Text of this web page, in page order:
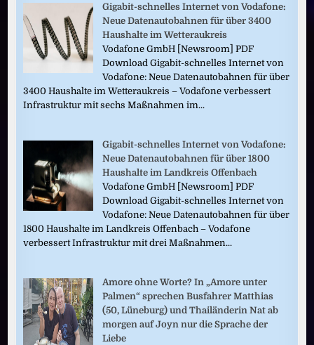
Gigabit-schnelles Internet von Vodafone:
Neue Datenautobahnen für über 3400
Haushalte im Wetteraukreis
Vodafone GmbH [Newsroom] PDF
Download Gigabit-schnelles Internet von
Vodafone: Neue Datenautobahnen für über
3400 Haushalte im Wetteraukreis – Vodafone verbessert
Infrastruktur mit sechs Maßnahmen im...
Gigabit-schnelles Internet von Vodafone:
Neue Datenautobahnen für über 1800
Haushalte im Landkreis Offenbach
Vodafone GmbH [Newsroom] PDF
Download Gigabit-schnelles Internet von
Vodafone: Neue Datenautobahnen für über
1800 Haushalte im Landkreis Offenbach – Vodafone
verbessert Infrastruktur mit drei Maßnahmen...
Amore ohne Worte? In „Amore unter
Palmen“ sprechen Busfahrer Matthias
(50, Lüneburg) und Thailänderin Nat ab
morgen auf Joyn nur die Sprache der
Liebe